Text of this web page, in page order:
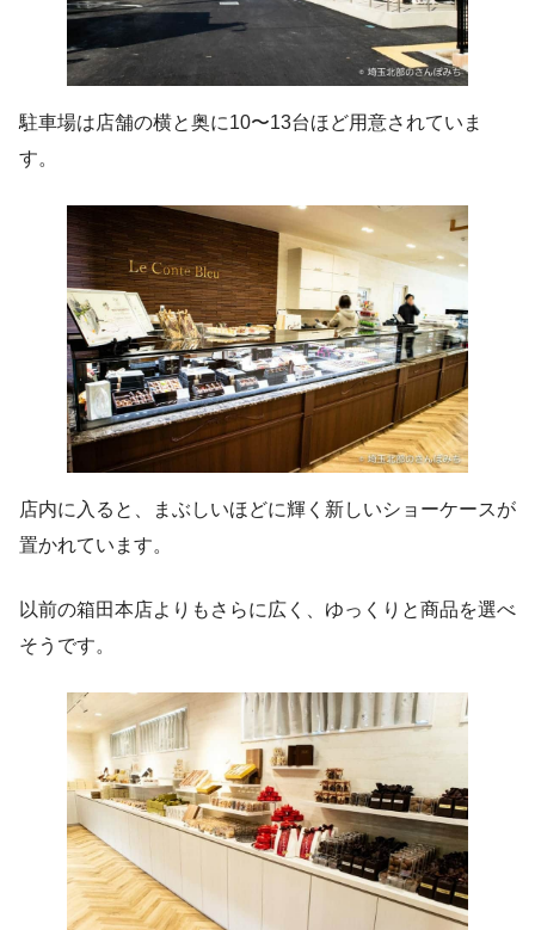
駐車場は店舗の横と奥に10〜13台ほど用意されていま
す。
店内に入ると、まぶしいほどに輝く新しいショーケースが
置かれています。
以前の箱田本店よりもさらに広く、ゆっくりと商品を選べ
そうです。